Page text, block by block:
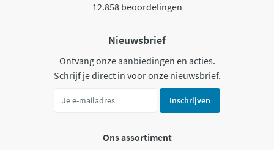
12.858 beoordelingen
Nieuwsbrief
Ontvang onze aanbiedingen en acties.
Schrijf je direct in voor onze nieuwsbrief.
Inschrijven
Ons assortiment